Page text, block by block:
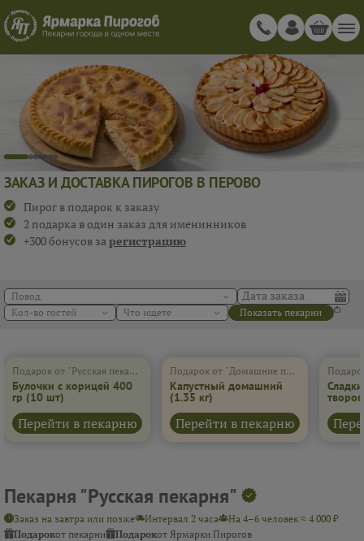
ЗАКАЗ И ДОСТАВКА ПИРОГОВ В ПЕРОВО
Пирог в подарок к заказу
2 подарка в один заказ для именинников
+300 бонусов зарегистрацию
Повод
Кол-во гостей
Что ищете Показать пекарни
Подарок от "Русская пекарня"
Булочки с корицей 400
гр (10 шт)
Перейти в пекарню
Подарок от "Домашние пироги"
Капустный домашний
(1.35 кг)
Перейти в пекарню
Пекарня "Русская пекарня"
Заказ на завтра или позже Интервал 2 часа
На 4–6 человек ≈ 4 000 ₽
Подарокот пекарни Подарокот Ярмарки Пирогов